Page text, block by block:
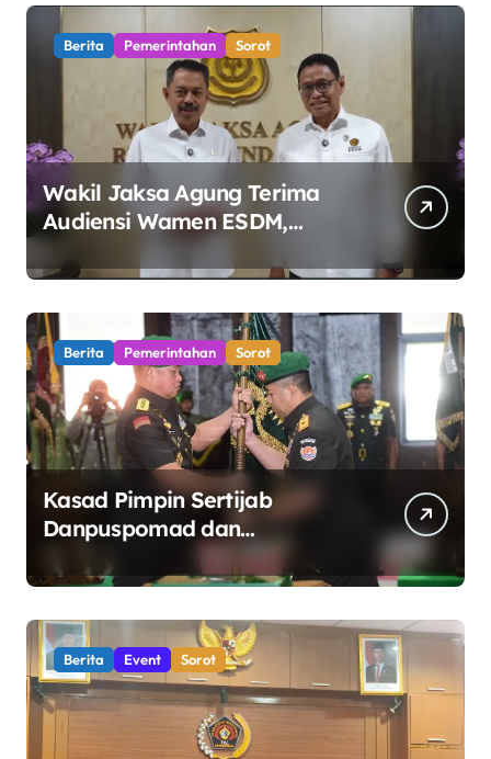
Berita Pemerintahan Sorot
Wakil Jaksa Agung Terima
Audiensi Wamen ESDM,
Perkuat Sinergi Kawal Tata
Kelola Sektor Energi
Berita Pemerintahan Sorot
Kasad Pimpin Sertijab
Danpuspomad dan
Penguatan Organisasi TNI AD
yang Adaptif dan Profesional
Berita Event Sorot